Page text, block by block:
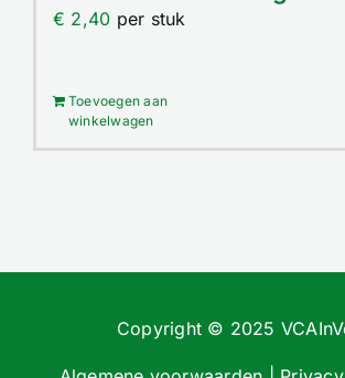
€ 2,40 per stuk
Toevoegen aan
winkelwagen
Copyright © 2025